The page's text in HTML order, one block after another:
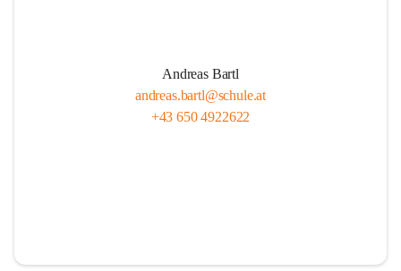
Andreas Bartl
andreas.bartl@schule.at
+43 650 4922622